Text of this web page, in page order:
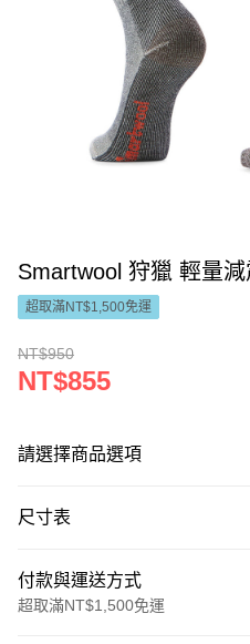
Smartwool 狩獵 輕量
超取滿NT$1,500免運
NT$950
NT$855
請選擇商品選項
尺寸表
付款與運送方式
超取滿NT$1,500免運